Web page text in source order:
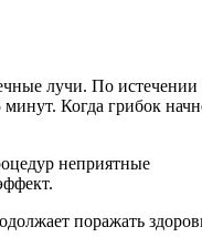
лучи. По
Когда грибок
неприятные
поражать